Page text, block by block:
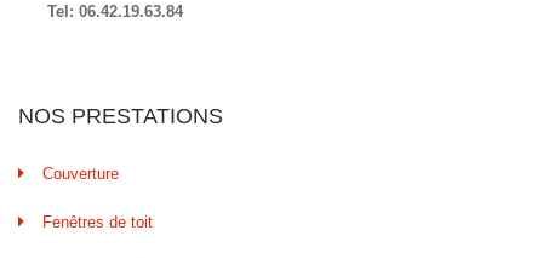
Tel: 06.42.19.63.84
NOS PRESTATIONS
Couverture
Fenêtres de toit